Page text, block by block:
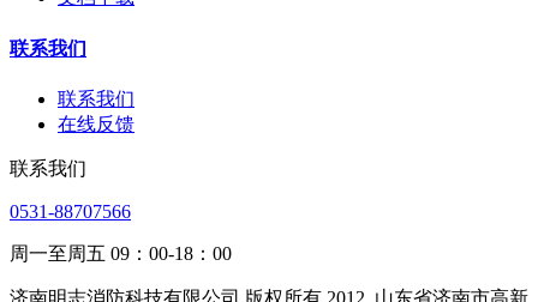
联系我们
联系我们
在线反馈
联系我们
0531-88707566
周一至周五 09：00-18：00
济南明志消防科技有限公司 版权所有 2012 山东省济南市高新